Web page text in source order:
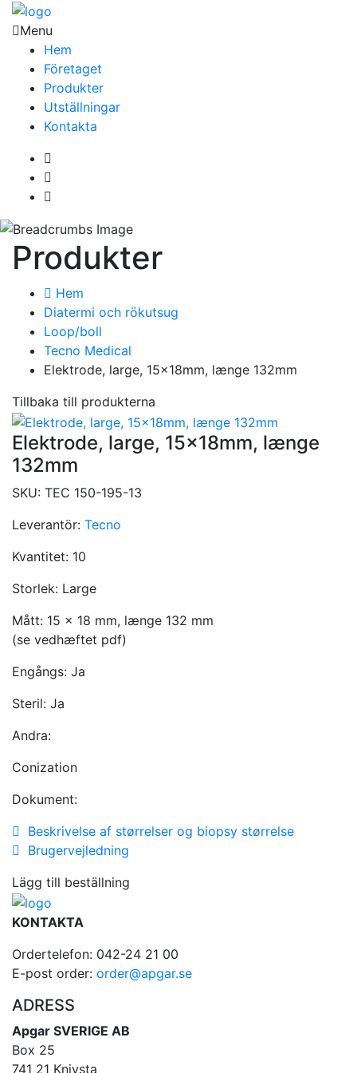
Menu
Hem
Företaget
Produkter
Utställningar
Kontakta
Produkter
Hem
Diatermi och rökutsug
Loop/boll
Tecno Medical
Elektrode, large, 15x18mm, længe 132mm
Tillbaka till produkterna
Elektrode, large, 15x18mm, længe
132mm
SKU: TEC 150-195-13
Leverantör: Tecno
Kvantitet: 10
Storlek: Large
Mått: 15 x 18 mm, længe 132 mm
(se vedhæftet pdf)
Engångs: Ja
Steril: Ja
Andra:
Conization
Dokument:
Beskrivelse af størrelser og biopsy størrelse
Brugervejledning
Lägg till beställning
KONTAKTA
Ordertelefon: 042-24 21 00
E-post order: order@apgar.se
ADRESS
Apgar SVERIGE AB
Box 25
741 21 Knivsta